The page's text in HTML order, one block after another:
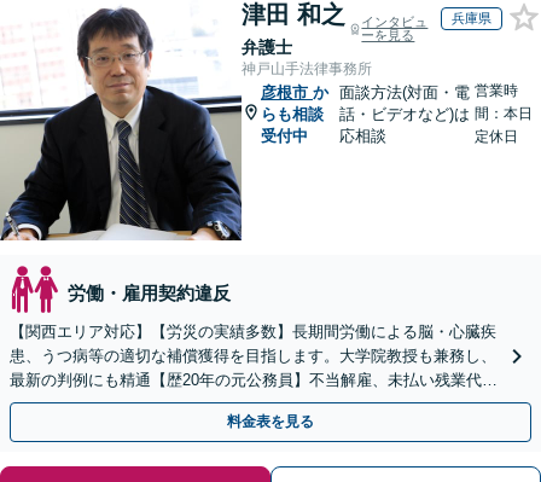
津田 和之
弁護士
インタビュ
ーを見る
兵庫県
神戸山手法律事務所
彦根市 か
らも相談
受付中
面談方法(対面・電
話・ビデオなど)は
応相談
営業時
間：本日
定休日
労働・雇用契約違反
【関西エリア対応】【労災の実績多数】長期間労働による脳・心臓疾
患、うつ病等の適切な補償獲得を目指します。大学院教授も兼務し、
最新の判例にも精通【歴20年の元公務員】不当解雇、未払い残業代
等、労働者の立場から親身にサポート【初回相談無料】
料金表を見る